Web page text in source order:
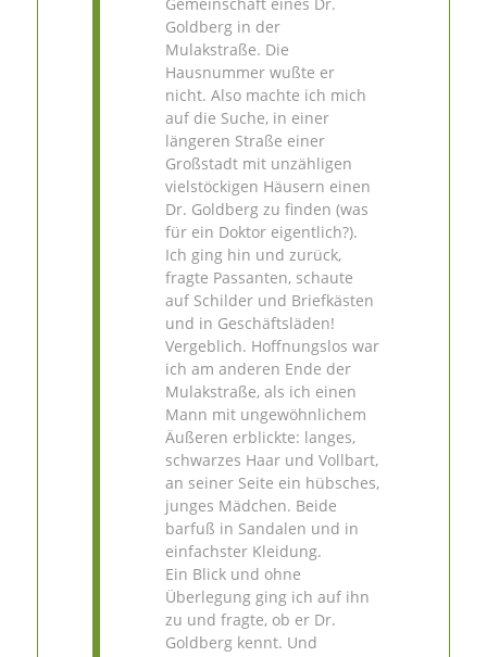
Goldberg in der
Mulakstraße. Die
Hausnummer wußte er
nicht. Also machte ich mich
auf die Suche, in einer
längeren Straße einer
Großstadt mit unzähligen
vielstöckigen Häusern einen
Dr. Goldberg zu finden (was
für ein Doktor eigentlich?).
Ich ging hin und zurück,
fragte Passanten, schaute
auf Schilder und Briefkästen
und in Geschäftsläden!
Vergeblich. Hoffnungslos war
ich am anderen Ende der
Mulakstraße, als ich einen
Mann mit ungewöhnlichem
Äußeren erblickte: langes,
schwarzes Haar und Vollbart,
an seiner Seite ein hübsches,
junges Mädchen. Beide
barfuß in Sandalen und in
einfachster Kleidung.
Ein Blick und ohne
Überlegung ging ich auf ihn
zu und fragte, ob er Dr.
Goldberg kennt. Und